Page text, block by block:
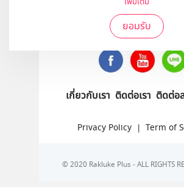
ยอมรับ
ติดตามเราได้ที่
เกี่ยวกับเรา ติดต่อเรา ติดต่อ
Privacy Policy | Term of
© 2020 Rakluke Plus - ALL RIGHTS